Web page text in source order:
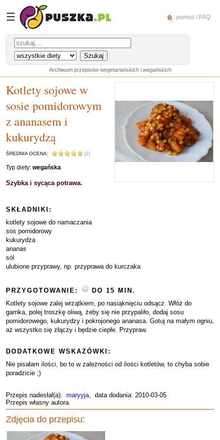
☰ pomoc / FAQ
Archiwum przepisów wegetariańskich i wegańskich
Kotlety sojowe w
sosie pomidorowym
z ananasem i
kukurydzą
ŚREDNIA OCENA: [2]
Typ diety: wegańska
Szybka i sycąca potrawa.
SKŁADNIKI:
kotlety sojowe do namaczania
sos pomidorowy
kukurydza
ananas
sól
ulubione przyprawy, np. przyprawa do kurczaka
PRZYGOTOWANIE:
DO 15 MIN.
Kotlety sojowe zalej wrzątkiem, po nasiąknięciu odsącz. Włóż do
garnka, polej troszkę oliwą, żeby się nie przypaliło, dodaj sosu
pomidorowego, kukurydzy i pokrojonego ananasa. Gotuj na małym ogniu,
aż wszystko się złączy i będzie ciepłe. Przypraw.
DODATKOWE WSKAZÓWKI:
Nie pisałam ilości, bo to w zależności od ilości kotletów, to chyba sobie
poradzicie ;)
Przepis nadesłał(a): maryyja, data dodania: 2010-03-05
Przepis własny autora.
Zdjęcia do przepisu: